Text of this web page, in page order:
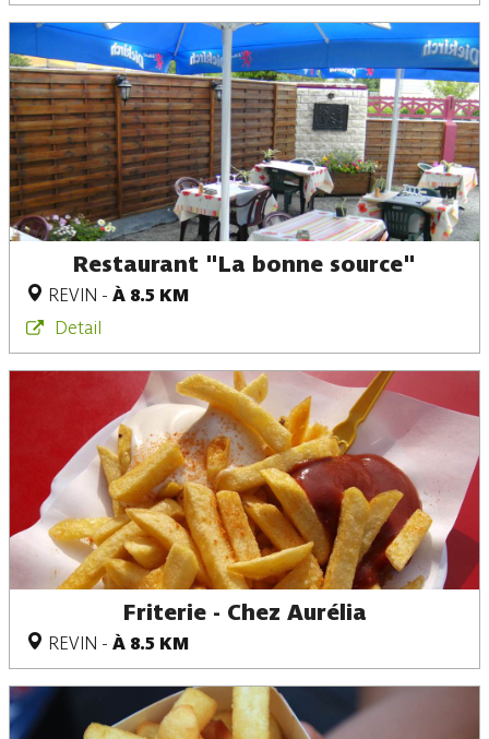
Restaurant "La bonne source"
REVIN - À 8.5 KM
Detail
Friterie - Chez Aurélia
REVIN - À 8.5 KM